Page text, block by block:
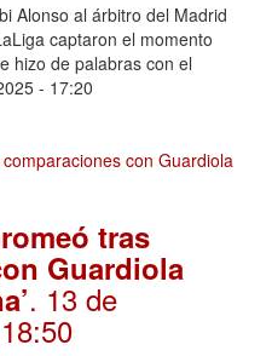
Alonso al árbitro del Madrid
captaron el momento
hizo de palabras con el
- 17:20
tras
Guardiola
. 13 de